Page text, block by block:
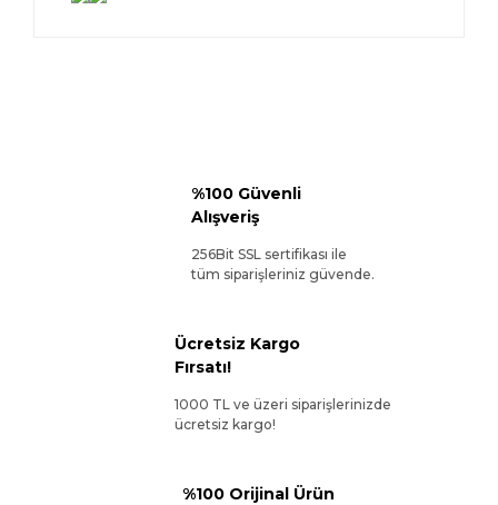
%100 Güvenli
Alışveriş
256Bit SSL sertifikası ile
tüm siparişleriniz güvende.
Ücretsiz Kargo
Fırsatı!
1000 TL ve üzeri siparişlerinizde
ücretsiz kargo!
%100 Orijinal Ürün